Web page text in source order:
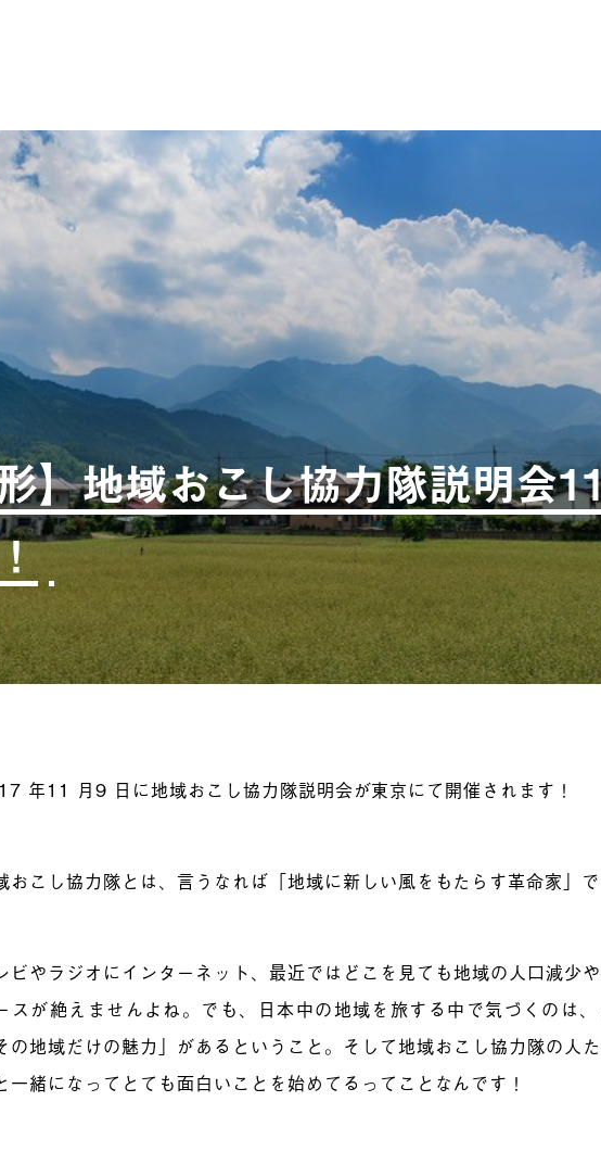
】地域おこし協力隊説明会
年11 月9 日に地域おこし協力隊説明会が東京にて開催されます！
おこし協力隊とは、言うなれば「地域に新しい風をもたらす革命家」で
ビやラジオにインターネット、最近ではどこを見ても地域の人口減少
スが絶えませんよね。でも、日本中の地域を旅する中で気づくのは
の地域だけの魅力」があるということ。そして地域おこし協力隊の人
一緒になってとても面白いことを始めてるってことなんです！